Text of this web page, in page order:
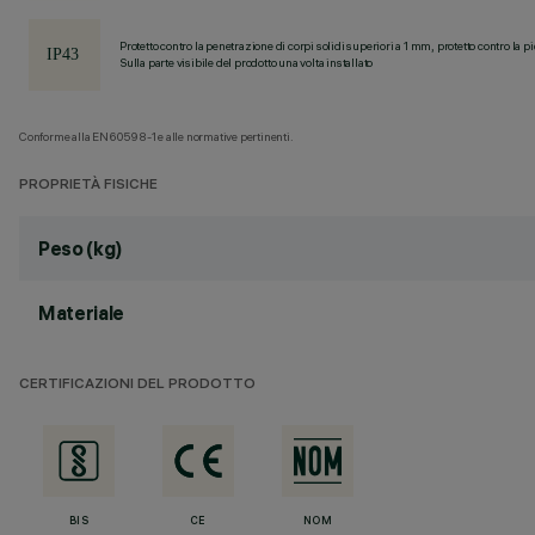
Protetto contro la penetrazione di corpi solidi superiori a 1 mm, protetto contro la
Sulla parte visibile del prodotto una volta installato
Conforme alla EN60598-1 e alle normative pertinenti.
PROPRIETÀ FISICHE
Peso (kg)
Materiale
CERTIFICAZIONI DEL PRODOTTO
BIS CE NOM